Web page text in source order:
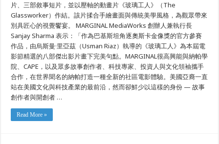
片、三部敘事短片，並以壓軸的動畫片《玻璃工人》（The
Glassworker）作結。該片揉合手繪畫面與傳統美學風格，為觀眾帶來
別具匠心的視覺饗宴。 MARGINAL MediaWorks 創辦人兼執行長
Sanjay Sharma 表示：「作為巴基斯坦角逐奧斯卡金像獎的官方參賽
作品，由烏斯曼·里亞茲（Usman Riaz）執導的《玻璃工人》為本屆電
影節精選的八部傑出影片畫下完美句點。MARGINAL很高興能與納帕學
院、CAPE，以及眾多故事創作者、科技專家、投資人與文化領袖攜手
合作，在世界聞名的納帕打造一種全新的社區電影體驗。美國亞裔一直
站在美國文化與科技產業的最前沿，然而卻鮮少以這樣的身份 — 故事
創作者與開創者 …
Read More »